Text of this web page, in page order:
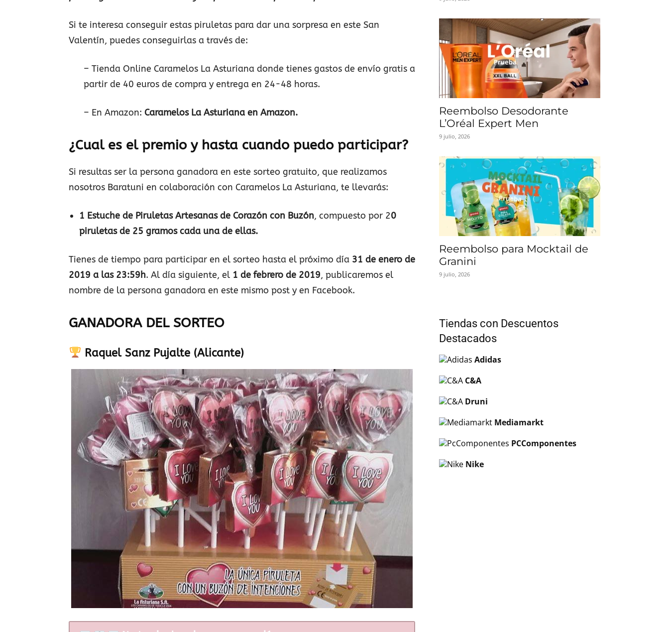
Si te interesa conseguir estas piruletas para dar una sorpresa en este San
Valentín, puedes conseguirlas a través de:
– Tienda Online Caramelos La Asturiana donde tienes gastos de envío gratis a
partir de 40 euros de compra y entrega en 24-48 horas.
– En Amazon: Caramelos La Asturiana en Amazon.
¿Cual es el premio y hasta cuando puedo participar?
Si resultas ser la persona ganadora en este sorteo gratuito, que realizamos
nosotros Baratuni en colaboración con Caramelos La Asturiana, te llevarás:
1 Estuche de Piruletas Artesanas de Corazón con Buzón, compuesto por 20
piruletas de 25 gramos cada una de ellas.
Tienes de tiempo para participar en el sorteo hasta el próximo día 31 de enero de
2019 a las 23:59h. Al día siguiente, el 1 de febrero de 2019, publicaremos el
nombre de la persona ganadora en este mismo post y en Facebook.
GANADORA DEL SORTEO
Raquel Sanz Pujalte (Alicante)
Reembolso Desodorante
L’Oréal Expert Men
9 julio, 2026
Reembolso para Mocktail de
Granini
9 julio, 2026
Tiendas con Descuentos
Destacados
Adidas
C&A
Druni
Mediamarkt
PCComponentes
Nike